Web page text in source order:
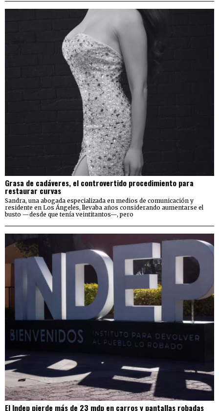
Grasa de cadáveres, el controvertido procedimiento para
restaurar curvas
Sandra, una abogada especializada en medios de comunicación y
residente en Los Ángeles, llevaba años considerando aumentarse el
busto —desde que tenía veintitantos—, pero
El Indep pierde más de 23 mdp en carros y pantallas robadas